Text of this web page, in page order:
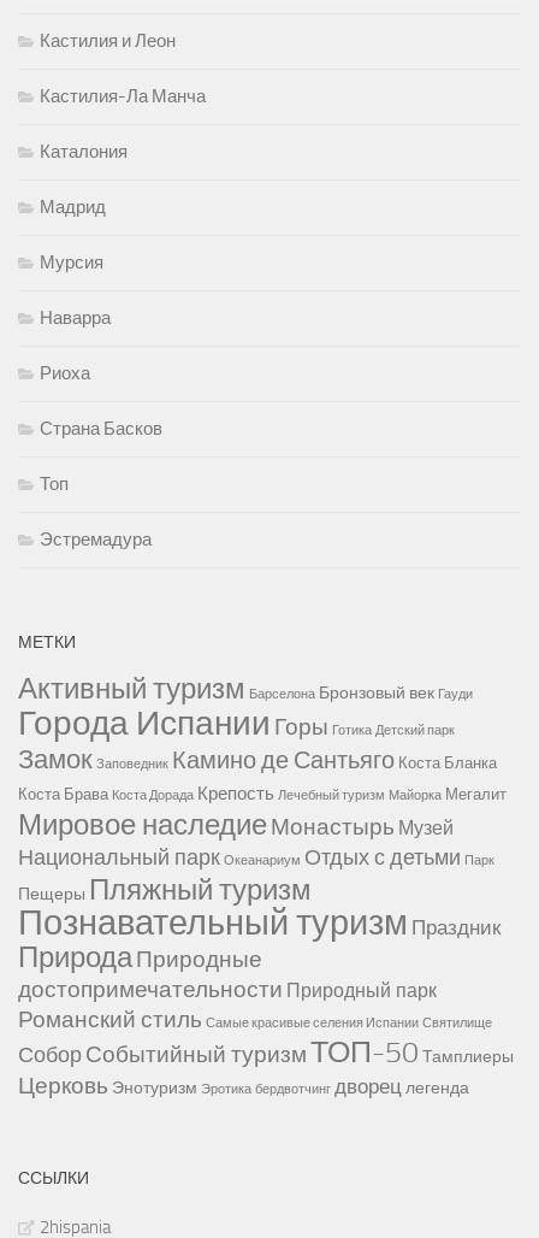
Кастилия и Леон
Кастилия-Ла Манча
Каталония
Мадрид
Мурсия
Наварра
Риоха
Страна Басков
Топ
Эстремадура
МЕТКИ
Активный туризм Барселона Бронзовый век Гауди
Города Испании Горы Готика Детский парк
Замок Заповедник Камино де Сантьяго Коста Бланка
Коста Брава Коста Дорада Крепость Лечебный туризм Майорка Мегалит
Мировое наследиеМонастырь Музей
Национальный парк Океанариум Отдых с детьми Парк
Пещеры Пляжный туризм
Познавательный туризм Праздник
ПриродаПриродные
достопримечательности Природный парк
Романский стиль Самые красивые селения Испании Святилище
СоборСобытийный туризмТОП-50 Тамплиеры
Церковь Энотуризм Эротика бердвотчинг дворецлегенда
ССЫЛКИ
2hispania